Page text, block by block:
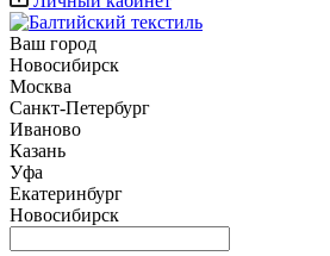
Ваш город
Новосибирск
Москва
Санкт-Петербург
Иваново
Казань
Уфа
Екатеринбург
Новосибирск